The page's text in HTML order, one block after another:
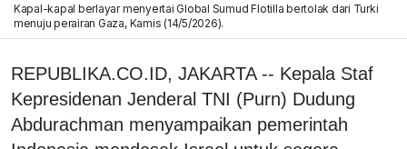
Kapal-kapal berlayar menyertai Global Sumud Flotilla bertolak dari Turki
menuju perairan Gaza, Kamis (14/5/2026).
REPUBLIKA.CO.ID, JAKARTA -- Kepala Staf
Kepresidenan Jenderal TNI (Purn) Dudung
Abdurachman menyampaikan pemerintah